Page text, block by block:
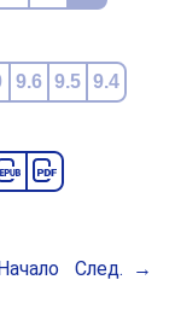
9.6 9.5 9.4
След.